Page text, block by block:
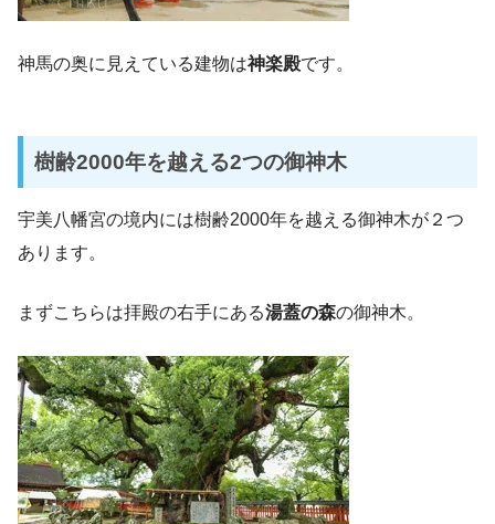
神馬の奥に見えている建物は神楽殿です。
樹齢2000年を越える2つの御神木
宇美八幡宮の境内には樹齢2000年を越える御神木が２つ
あります。
まずこちらは拝殿の右手にある湯蓋の森の御神木。